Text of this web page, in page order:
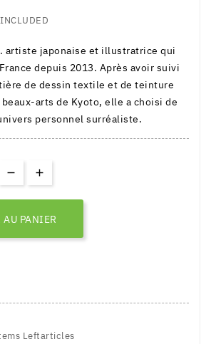
artiste japonaise et illustratrice qui
depuis 2013. Après avoir suivi
de dessin textile et de teinture
arts de Kyoto, elle a choisi de
personnel surréaliste.
AU PANIER
Leftarticles